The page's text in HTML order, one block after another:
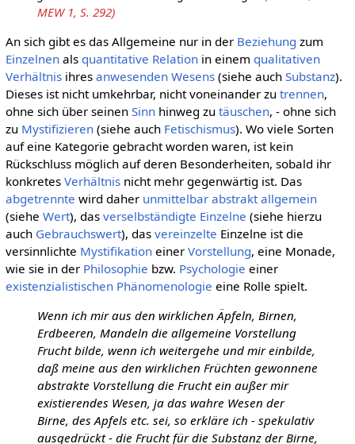
MEW 1, S. 292)
An sich gibt es das Allgemeine nur in der Beziehung zum
Einzelnenals quantitative Relationin einem qualitativen
Verhältnisihres anwesenden Wesens(siehe auch Substanz).
Dieses ist nicht umkehrbar, nicht voneinander zu trennen,
ohne sich über seinen Sinnhinweg zu täuschen, - ohne sich
zu Mystifizieren(siehe auch Fetischismus). Wo viele Sorten
auf eine Kategorie gebracht worden waren, ist kein
Rückschluss möglich auf deren Besonderheiten, sobald ihr
konkretes Verhältnisnicht mehr gegenwärtig ist. Das
abgetrennte wird daher unmittelbar abstrakt allgemein
(siehe Wert), das verselbständigte Einzelne (siehe hierzu
auch Gebrauchswert), das vereinzelte Einzelne ist die
versinnlichte Mystifikationeiner Vorstellung, eine Monade,
wie sie in der Philosophie bzw. Psychologie einer
existenzialistischen Phänomenologie eine Rolle spielt.
Wenn ich mir aus den wirklichen Äpfeln, Birnen,
Erdbeeren, Mandeln die allgemeine Vorstellung
Frucht bilde, wenn ich weitergehe und mir einbilde,
daß meine aus den wirklichen Früchten gewonnene
abstrakte Vorstellung die Frucht ein außer mir
existierendes Wesen, ja das wahre Wesen der
Birne, des Apfels etc. sei, so erkläre ich - spekulativ
ausgedrückt - die Frucht für die Substanz der Birne,